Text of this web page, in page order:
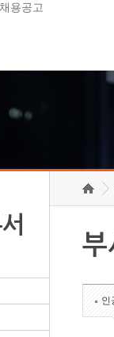
채용공고
부
인